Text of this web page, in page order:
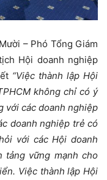
– Phó Tổng Giám
Hội doanh nghiệp
“Việc thành lập Hội
không chỉ có ý
với các doanh nghiệp
doanh nghiệp trẻ có
với các Hội doanh
vững mạnh cho
Việc thành lập Hội